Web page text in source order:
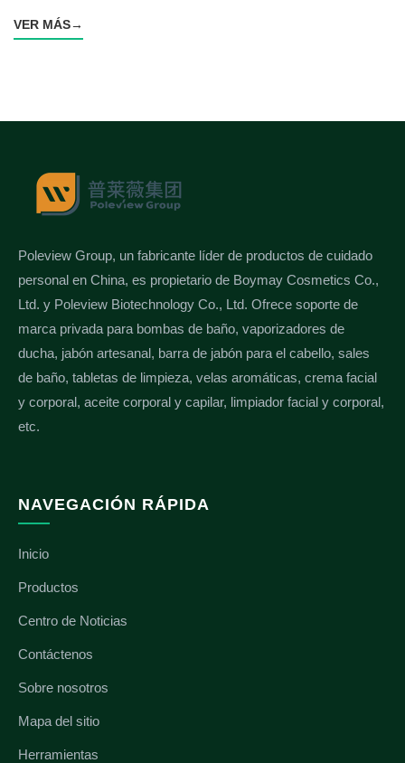
VER MÁS→
Poleview Group, un fabricante líder de productos de cuidado
personal en China, es propietario de Boymay Cosmetics Co.,
Ltd. y Poleview Biotechnology Co., Ltd. Ofrece soporte de
marca privada para bombas de baño, vaporizadores de
ducha, jabón artesanal, barra de jabón para el cabello, sales
de baño, tabletas de limpieza, velas aromáticas, crema facial
y corporal, aceite corporal y capilar, limpiador facial y corporal,
etc.
NAVEGACIÓN RÁPIDA
Inicio
Productos
Centro de Noticias
Contáctenos
Sobre nosotros
Mapa del sitio
Herramientas